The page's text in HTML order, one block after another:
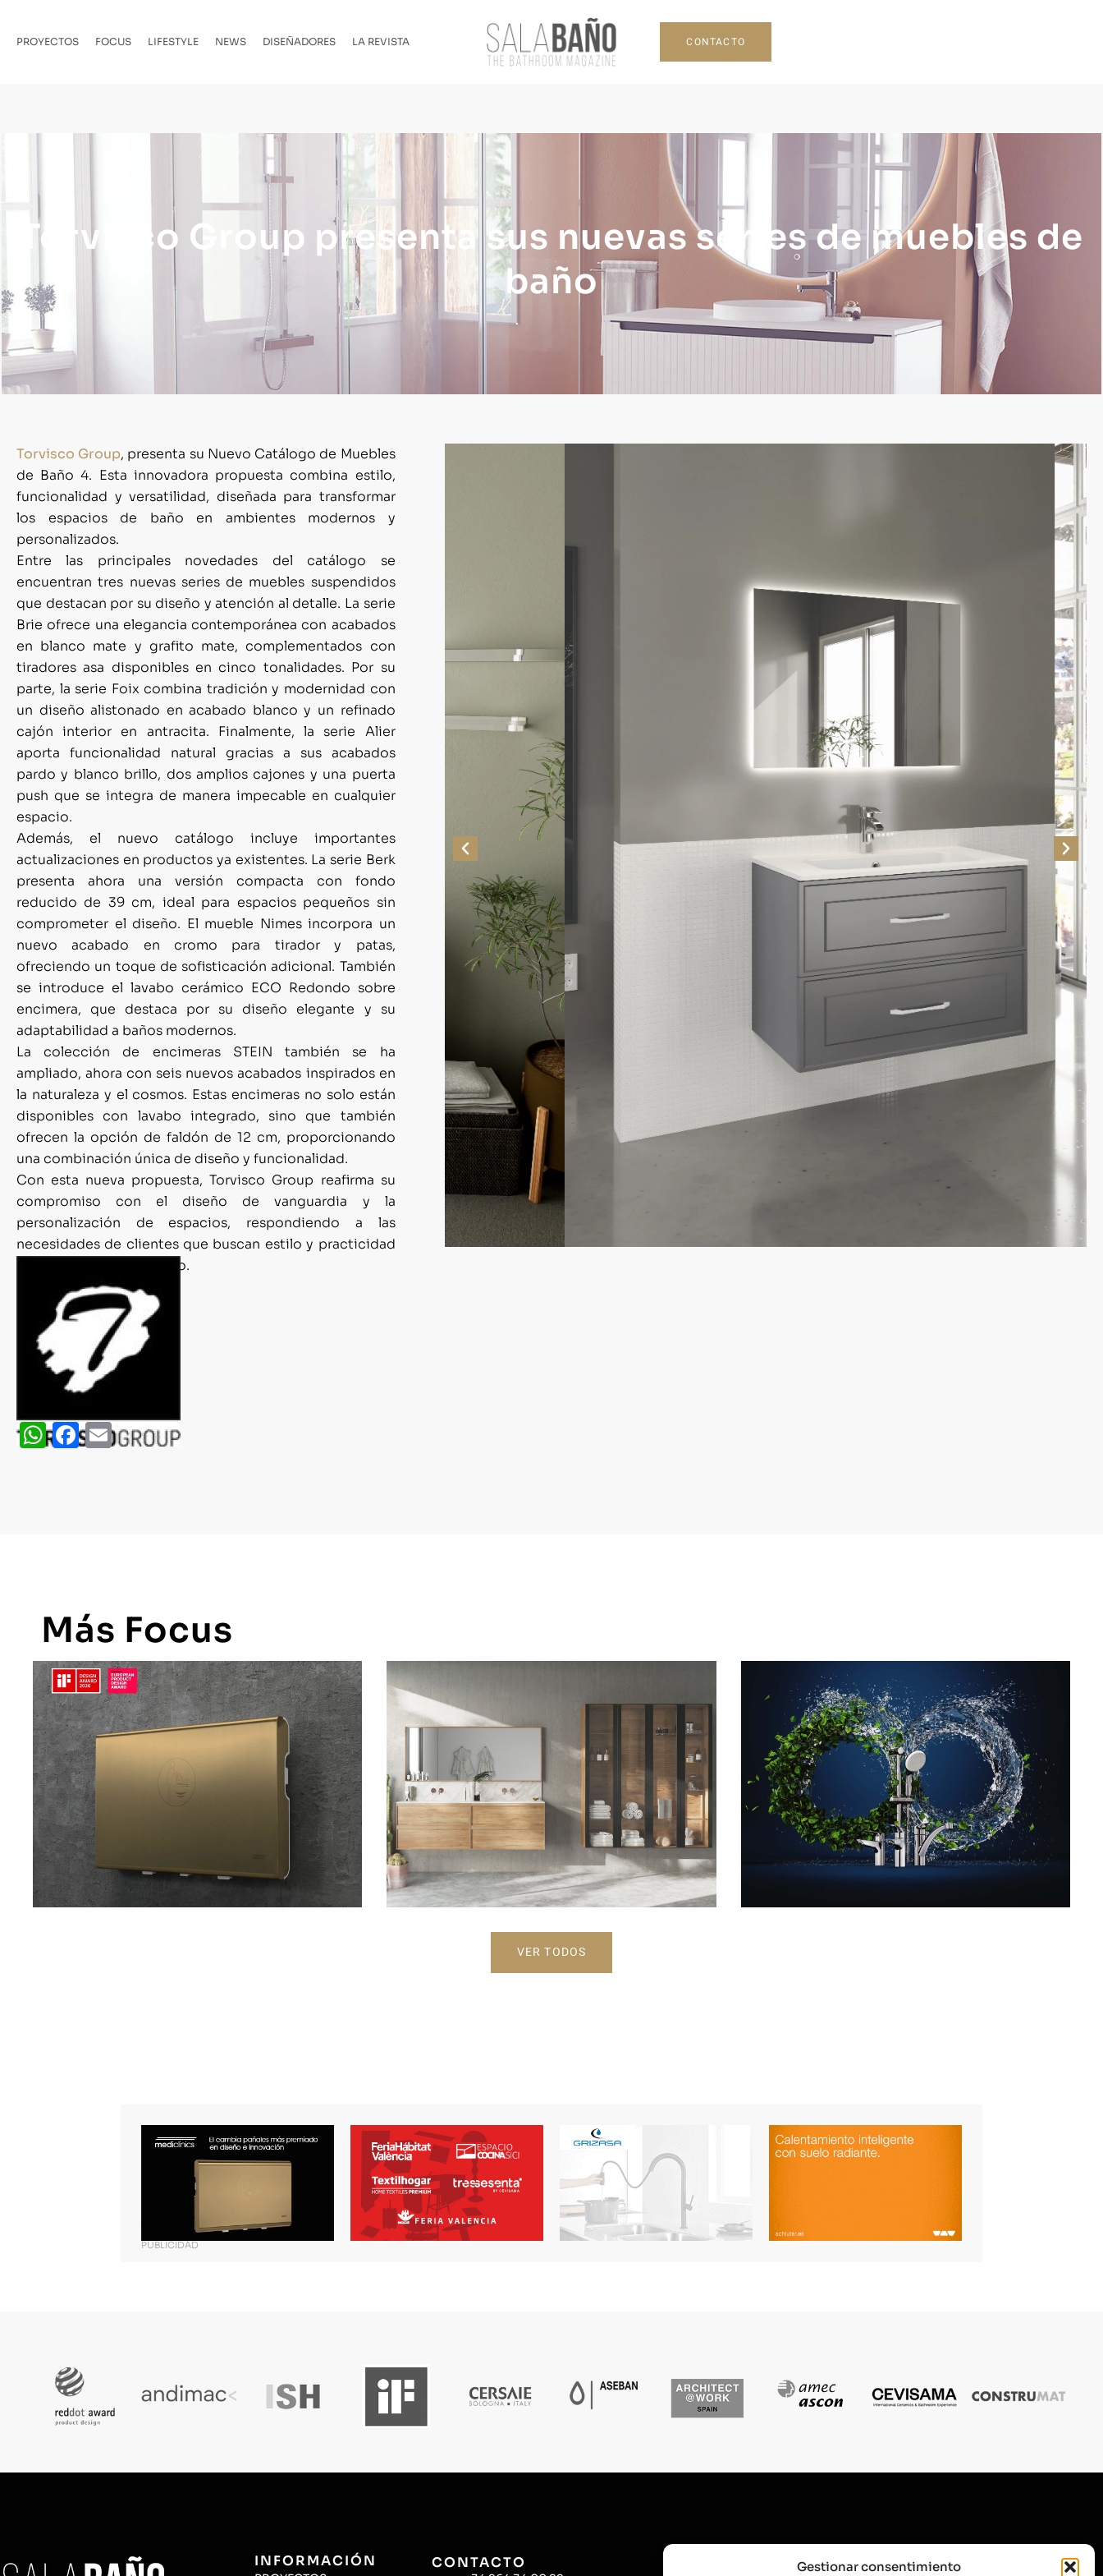
Gestionar consentimiento
PROYECTOS FOCUS LIFESTYLE NEWS DISEÑADORES LA REVISTA CONTACTO
Torvisco Group presenta sus nuevas series de muebles de
baño
Torvisco Group, presenta su Nuevo Catálogo de Muebles
de Baño 4. Esta innovadora propuesta combina estilo,
funcionalidad y versatilidad, diseñada para transformar
los espacios de baño en ambientes modernos y
personalizados.
Entre las principales novedades del catálogo se
encuentran tres nuevas series de muebles suspendidos
que destacan por su diseño y atención al detalle. La serie
Brie ofrece una elegancia contemporánea con acabados
en blanco mate y grafito mate, complementados con
tiradores asa disponibles en cinco tonalidades. Por su
parte, la serie Foix combina tradición y modernidad con
un diseño alistonado en acabado blanco y un refinado
cajón interior en antracita. Finalmente, la serie Alier
aporta funcionalidad natural gracias a sus acabados
pardo y blanco brillo, dos amplios cajones y una puerta
push que se integra de manera impecable en cualquier
espacio.
Además, el nuevo catálogo incluye importantes
actualizaciones en productos ya existentes. La serie Berk
presenta ahora una versión compacta con fondo
reducido de 39 cm, ideal para espacios pequeños sin
comprometer el diseño. El mueble Nimes incorpora un
nuevo acabado en cromo para tirador y patas,
ofreciendo un toque de sofisticación adicional. También
se introduce el lavabo cerámico ECO Redondo sobre
encimera, que destaca por su diseño elegante y su
adaptabilidad a baños modernos.
La colección de encimeras STEIN también se ha
ampliado, ahora con seis nuevos acabados inspirados en
la naturaleza y el cosmos. Estas encimeras no solo están
disponibles con lavabo integrado, sino que también
ofrecen la opción de faldón de 12 cm, proporcionando
una combinación única de diseño y funcionalidad.
Con esta nueva propuesta, Torvisco Group reafirma su
compromiso con el diseño de vanguardia y la
personalización de espacios, respondiendo a las
necesidades de clientes que buscan estilo y practicidad
en sus proyectos de baño.
WhatsApp
Facebook
Email
Más Focus
BabyMedi® de Mediclinics
recibe el iF Design Award
U.4 Collection. La elegancia
en el baño
VER MÁS
Descubre la gama de
productos Cradle to Cradle®
de GROHE
VER MÁS
VER TODOS
PUBLICIDAD
INFORMACIÓN CONTACTO SUSCRÍBETE A NUESTRA